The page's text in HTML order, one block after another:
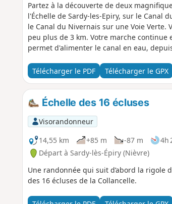
Partez à la découverte de deux
l'Échelle de Sardy-les-Epiry, sur le Canal
le Canal du Nivernais sur une Voie
peu plus de 3 km. Votre marche
permet d'alimenter le canal en eau,
Télécharger le PDF Télécharger le GPX
Échelle des 16 écluses
Visorandonneur
14,55 km
+85 m -87 m 4h
Départ à Sardy-lès-Épiry (Nièvre)
Une randonnée qui suit d’abord la rigole
des 16 écluses de la Collancelle.